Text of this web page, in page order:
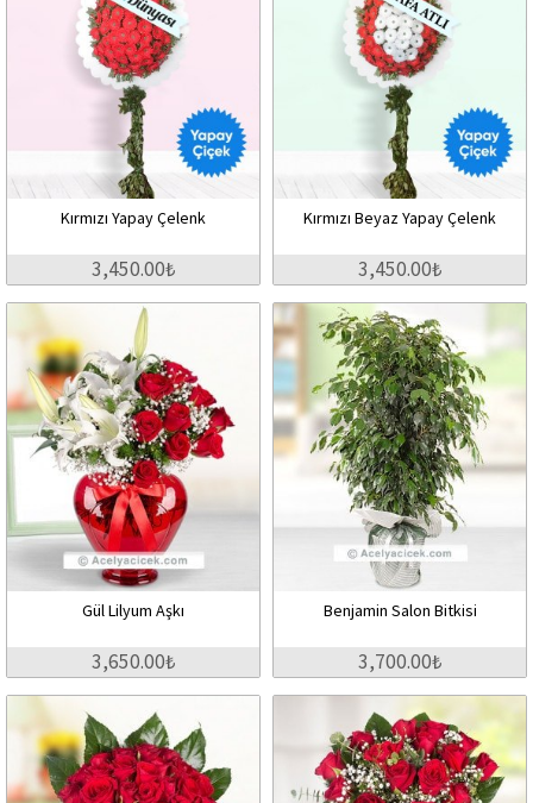
Kırmızı Yapay Çelenk
3,450.00₺
Kırmızı Beyaz Yapay Çelenk
3,450.00₺
Gül Lilyum Aşkı
3,650.00₺
Benjamin Salon Bitkisi
3,700.00₺